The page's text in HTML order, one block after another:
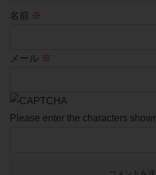
名前 ※
メール ※
Please enter the characters